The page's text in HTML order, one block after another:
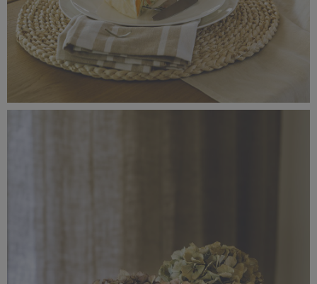
_56A1399.jpg